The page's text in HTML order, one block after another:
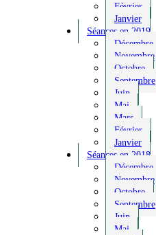
Février
Janvier
Séances en 2019
Décembre
Novembre
Octobre
Septembre
Juin
Mai
Mars
Février
Janvier
Séances en 2018
Décembre
Novembre
Octobre
Septembre
Juin
Mai